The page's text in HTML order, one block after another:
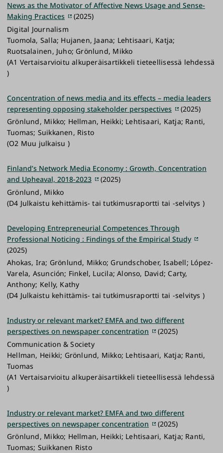
News as the Motivator of Affective News Usage and Sense-
Making Practices
(2025)
Digital Journalism
Tuomola, Salla; Hujanen, Jaana; Lehtisaari, Katja;
Ruotsalainen, Juho; Grönlund, Mikko
(A1 Vertaisarvioitu alkuperäisartikkeli tieteellisessä lehdessä
)
Concentration of news media and its effects – media leaders
representing opposing stakeholder perspectives
(2025)
Grönlund, Mikko; Hellman, Heikki; Lehtisaari, Katja; Ranti,
Tuomas; Suikkanen, Risto
(O2 Muu julkaisu )
Finland’s Network Media Economy : Growth, Concentration
and Upheaval, 2018-2023
(2025)
Grönlund, Mikko
(D4 Julkaistu kehittämis- tai tutkimusraportti tai -selvitys )
Developing Entrepreneurial Competences Through
Professional Noticing : Findings of the Empirical Study
(2025)
Ahokas, Ira; Grönlund, Mikko; Grundschober, Isabell; López-
Varela, Asunción; Finkel, Lucila; Alonso, David; Carty,
Anthony; Kelly, Kathy
(D4 Julkaistu kehittämis- tai tutkimusraportti tai -selvitys )
Industry or relevant market? EMFA and two different
perspectives on newspaper concentration
(2025)
Communication & Society
Hellman, Heikki; Grönlund, Mikko; Lehtisaari, Katja; Ranti,
Tuomas
(A1 Vertaisarvioitu alkuperäisartikkeli tieteellisessä lehdessä
)
Industry or relevant market? EMFA and two different
perspectives on newspaper concentration
(2025)
Grönlund, Mikko; Hellman, Heikki; Lehtisaari, Katja; Ranti,
Tuomas; Suikkanen Risto